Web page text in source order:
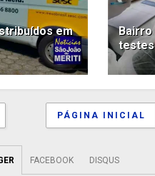
em
Bairro
testes
PÁGINA INICIAL
FACEBOOK DISQUS